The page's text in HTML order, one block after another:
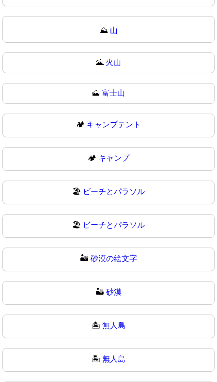
⛰ 山
🌋 火山
🗻 富士山
🏕️ キャンプテント
🏕 キャンプ
🏖️ ビーチとパラソル
🏖 ビーチとパラソル
🏜️ 砂漠の絵文字
🏜 砂漠
🏝️ 無人島
🏝 無人島